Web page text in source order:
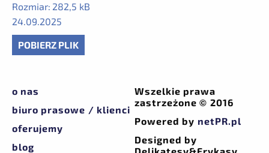
Rozmiar: 282,5 kB
24.09.2025
POBIERZ PLIK
o nas
biuro prasowe / klienci
oferujemy
blog
Wszelkie prawa
zastrzeżone © 2016
Powered by netPR.pl
Designed by
Delikatesy&Frykasy